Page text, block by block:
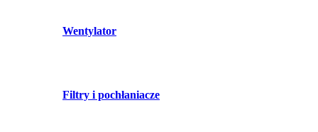
Wentylator
Filtry i pochłaniacze